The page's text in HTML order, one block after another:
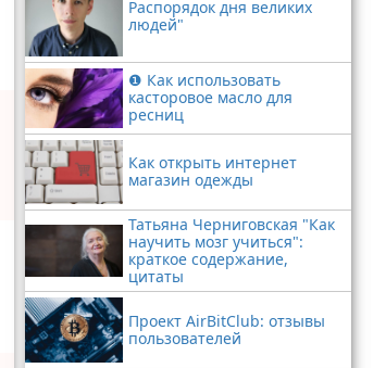
Распорядок дня великих
людей"
❶ Как использовать
касторовое масло для
ресниц
Как открыть интернет
магазин одежды
Татьяна Черниговская "Как
научить мозг учиться":
краткое содержание,
цитаты
Проект AirBitClub: отзывы
пользователей